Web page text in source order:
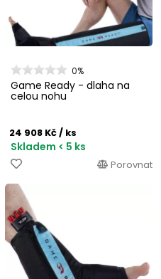
0%
Game Ready - dlaha na
celou nohu
24 908 Kč/ ks
Skladem < 5 ks
Porovnat